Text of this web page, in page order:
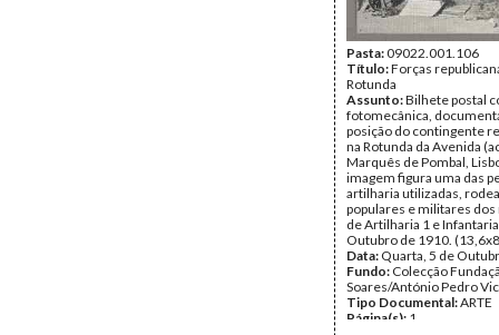
Pasta:09022.001.106
Título:Forças
Rotunda
Assunto:Bilhete postal
fotomecânica,
posição do contingente
na Rotunda da Avenida
Marquês de Pombal,
imagem figura uma das
artilharia utilizadas,
populares e militares
de Artilharia 1 e
Outubro de 1910.
Data: Quarta, 5 de
Fundo: Colecção
Soares/António Pedro
Tipo Documental:ARTE
Página(s): 1